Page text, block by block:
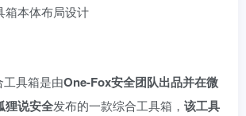
箱本体布局设计
具箱是由One-Fox安全团队出品并在微
狸说安全发布的一款综合工具箱， 该工具